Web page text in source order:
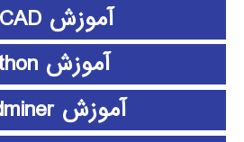
آموزش PSCAD
آموزش python
آموزش rapidminer